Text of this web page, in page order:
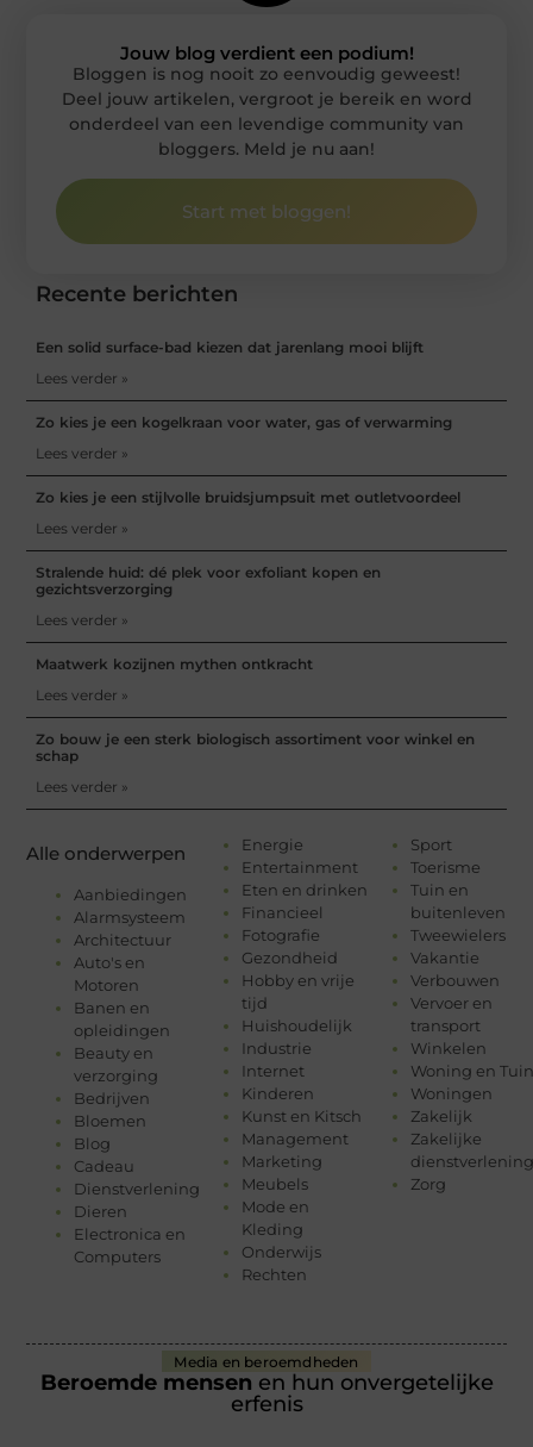
Alle onderwerpen
Aanbiedingen
Alarmsysteem
Architectuur
Auto's en
Motoren
Banen en
opleidingen
Beauty en
verzorging
Bedrijven
Bloemen
Blog
Cadeau
Dienstverlening
Dieren
Electronica en
Computers
Energie
Entertainment
Eten en drinken
Financieel
Fotografie
Gezondheid
Hobby en vrije
tijd
Huishoudelijk
Industrie
Internet
Kinderen
Kunst en Kitsch
Management
Marketing
Meubels
Mode en
Kleding
Onderwijs
Rechten
Sport
Toerisme
Tuin en
buitenleven
Tweewielers
Vakantie
Verbouwen
Vervoer en
transport
Winkelen
Woning en Tuin
Woningen
Zakelijk
Zakelijke
dienstverlening
Zorg
Recente berichten
Een solid surface-bad kiezen dat jarenlang mooi blijft
Lees verder »
Zo kies je een kogelkraan voor water, gas of verwarming
Lees verder »
Zo kies je een stijlvolle bruidsjumpsuit met outletvoordeel
Lees verder »
Stralende huid: dé plek voor exfoliant kopen en
gezichtsverzorging
Lees verder »
Maatwerk kozijnen mythen ontkracht
Lees verder »
Zo bouw je een sterk biologisch assortiment voor winkel en
schap
Lees verder »
Jouw blog verdient een podium!
Bloggen is nog nooit zo eenvoudig geweest!
Deel jouw artikelen, vergroot je bereik en word
onderdeel van een levendige community van
bloggers. Meld je nu aan!
Start met bloggen!
Media en beroemdheden
Beroemde mensen en hun onvergetelijke
erfenis